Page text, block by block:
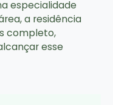
especialidade
a residência
completo,
esse